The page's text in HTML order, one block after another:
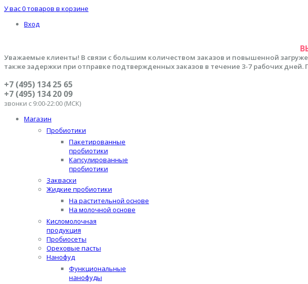
У вас0 товаров в корзине
Вход
Уважаемые клиенты! В связи с большим количеством заказов и повышенной
также задержки при отправке подтвержденных заказов в течение 3-7 рабочих
+7 (495) 134 25 65
+7 (495) 134 20 09
звонки с 9:00-22:00 (МСК)
Магазин
Пробиотики
Пакетированные
пробиотики
Капсулированные
пробиотики
Закваски
Жидкие пробиотики
На растительной основе
На молочной основе
Кисломолочная
продукция
Пробиосеты
Ореховые пасты
Нанофуд
Функциональные
нанофуды